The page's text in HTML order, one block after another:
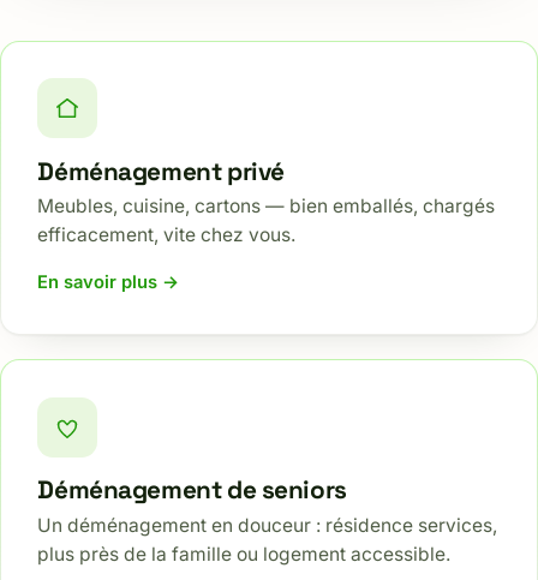
Déménagement privé
Meubles, cuisine, cartons — bien emballés, chargés
efficacement, vite chez vous.
En savoir plus →
Déménagement de seniors
Un déménagement en douceur : résidence services,
plus près de la famille ou logement accessible.